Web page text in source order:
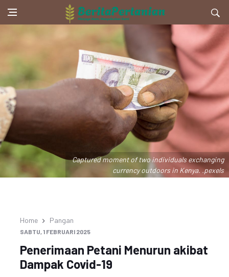
Captured moment of two individuals exchanging
currency outdoors in Kenya. .pexels
Home Pangan
SABTU, 1 FEBRUARI 2025
Penerimaan Petani Menurun akibat
Dampak Covid-19